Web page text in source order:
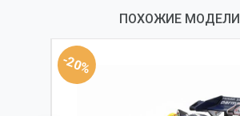
ПОХОЖИЕ МОДЕЛИ
-20%